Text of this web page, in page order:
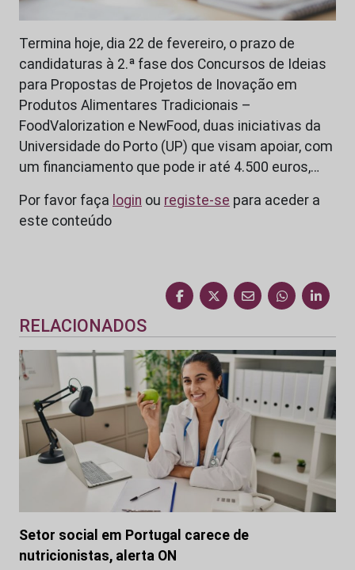
Termina hoje, dia 22 de fevereiro, o prazo de
candidaturas à 2.ª fase dos Concursos de Ideias
para Propostas de Projetos de Inovação em
Produtos Alimentares Tradicionais –
FoodValorization e NewFood, duas iniciativas da
Universidade do Porto (UP) que visam apoiar, com
um financiamento que pode ir até 4.500 euros,…
Por favor faça login ou registe-se para aceder a
este conteúdo
RELACIONADOS
Setor social em Portugal carece de
nutricionistas, alerta ON